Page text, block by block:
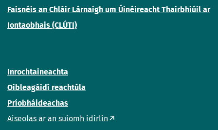
Faisnéis an Chláir Lárnaigh um Úinéireacht Thairbhiúil ar
Iontaobhais (CLÚTI)
Inrochtaineachta
Oibleagáidí reachtúla
Príobháideachas
Aiseolas ar an suíomh idirlín